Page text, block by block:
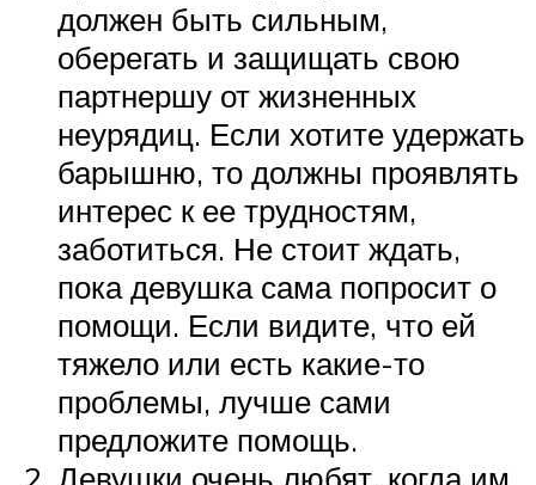
должен быть сильным,
оберегать и защищать свою
партнершу от жизненных
неурядиц. Если хотите удержать
барышню, то должны проявлять
интерес к ее трудностям,
заботиться. Не стоит ждать,
пока девушка сама попросит о
помощи. Если видите, что ей
тяжело или есть какие-то
проблемы, лучше сами
предложите помощь.